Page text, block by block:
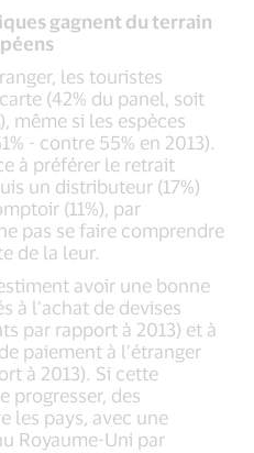
gagnent du terrain
les touristes
(42% du panel, soit
même si les espèces
- contre 55% en 2013).
à préférer le retrait
un distributeur (17%)
(11%), par
pas se faire comprendre
de la leur.
avoir une bonne
à l’achat de devises
par rapport à 2013) et à
paiement à l’étranger
à 2013). Si cette
progresser, des
les pays, avec une
Royaume-Uni par